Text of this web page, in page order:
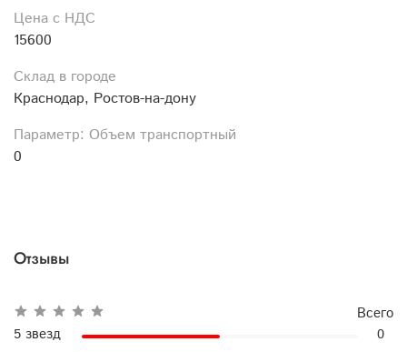
Цена с НДС
15600
Склад в городе
Краснодар, Ростов-на-дону
Параметр: Объем транспортный
0
Отзывы
Всего
5 звезд
0